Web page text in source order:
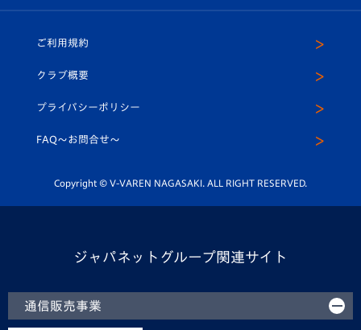
ホームタウン
平和祈念活動
ホームタウン活動
U-18
スクール
ヴィヴィくんインスタグラム
公式LINE＠
ご利用規約
クラブ概要
プライバシーポリシー
FAQ〜お問合せ〜
Copyright © V-VAREN NAGASAKI. ALL RIGHT RESERVED.
ジャパネットグループ関連サイト
通信販売事業